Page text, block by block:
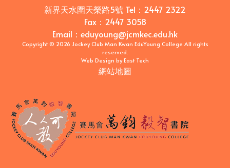
新界天水圍天榮路5號 Tel： 2447 2322
Fax： 2447 3058
Email ： eduyoung@jcmkec.edu.hk
Copyright © 2026 Jockey Club Man Kwan EduYoung College All rights
reserved.
Web Design byEast Tech
網站地圖